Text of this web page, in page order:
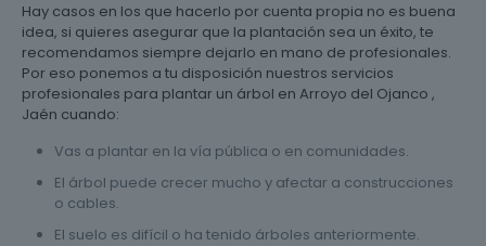
Hay casos en los que hacerlo por cuenta propia no es buena
idea, si quieres asegurar que la plantación sea un éxito, te
recomendamos siempre dejarlo en mano de profesionales.
Por eso ponemos a tu disposición nuestros servicios
profesionales para plantar un árbol en Arroyo del Ojanco ,
Jaén cuando:
Vas a plantar en la vía pública o en comunidades.
El árbol puede crecer mucho y afectar a construcciones
o cables.
El suelo es difícil o ha tenido árboles anteriormente.